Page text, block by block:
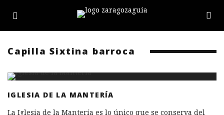
Capilla Sixtina barroca
IGLESIA DE LA MANTERÍA
La Iglesia de la Mantería es lo único que se conserva del